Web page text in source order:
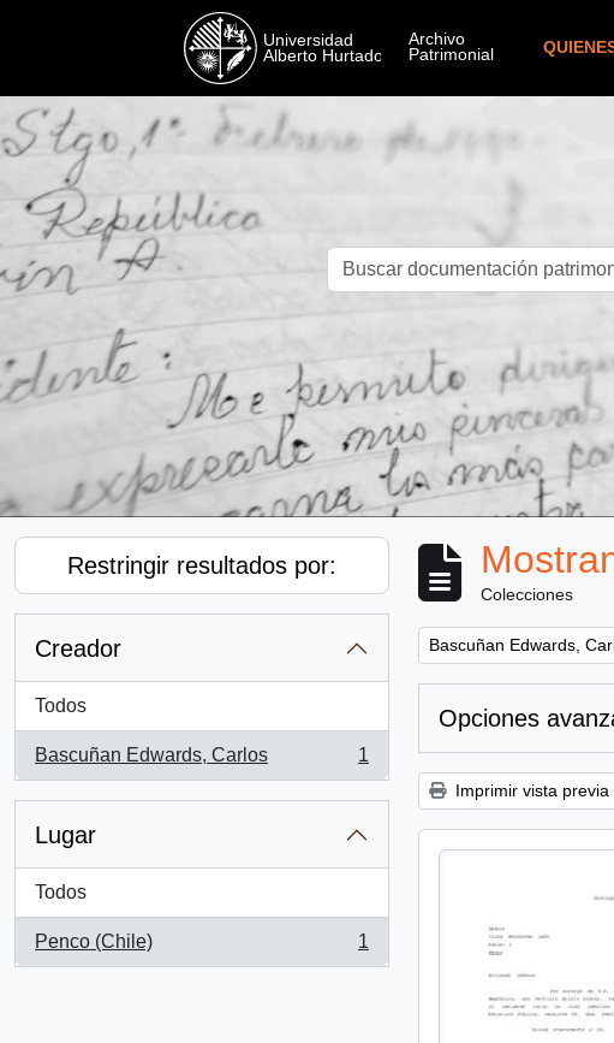
Restringir resultados por:
Creador
Todos
Bascuñan Edwards, Carlos
, 1 resultados
1
Lugar
Todos
Penco (Chile)
, 1 resultados
1
Colecciones
Remove filter:
Bascuñan Edwards,
Opciones
Imprimir vista previa